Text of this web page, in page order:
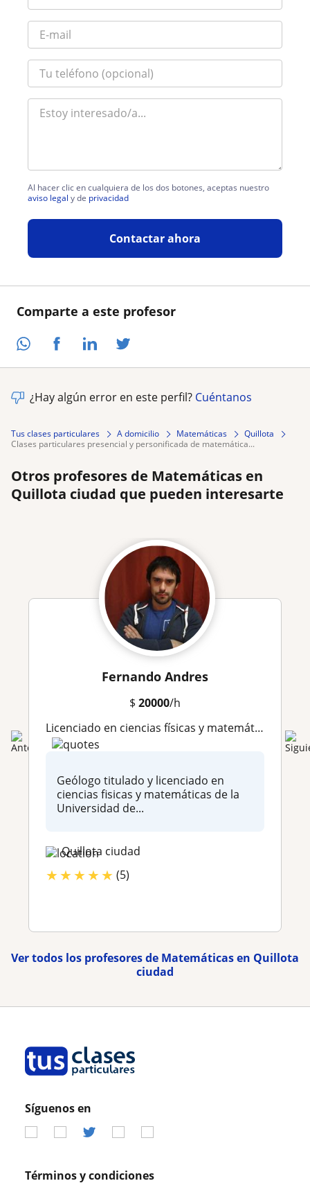
Comparte a este profesor
Al hacer clic en cualquiera de los dos botones, aceptas nuestro
aviso legal y de privacidad
Contactar ahora
¿Hay algún error en este perfil? Cuéntanos
Tus clases particulares A domicilio Matemáticas
Quillota
clases particulares presencial y personificada de matemática...
Otros profesores de Matemáticas en
Quillota ciudad que pueden interesarte
Fernando Andres
$ 20000/h
Licenciado en ciencias físicas y matemáticas
Geólogo titulado y licenciado en
ciencias fisicas y matemáticas de la
Universidad de...
Quillota ciudad
★★★★★ (5)
Ver todos los profesores de Matemáticas en Quillota
ciudad
Síguenos en
Términos y condiciones